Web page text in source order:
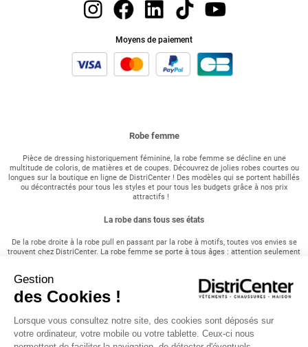
Gestion
des Cookies !
Lorsque vous consultez notre site, des cookies sont déposés sur
votre ordinateur, votre mobile ou votre tablette. Ceux-ci nous
Robe femme
Pièce de dressing historiquement féminine, la robe femme se décline en une
multitude de coloris, de matières et de coupes. Découvrez de jolies robes courtes ou
longues sur la boutique en ligne de DistriCenter ! Des modèles qui se portent habillés
ou décontractés pour tous les styles et pour tous les budgets grâce à nos prix
attractifs !
La robe dans tous ses états
De la robe droite à la robe pull en passant par la robe à motifs, toutes vos envies se
trouvent chez DistriCenter. La robe femme se porte à tous âges : attention seulement
robe bustier associée à des escarpins ou des sandales à talons hauts sans vous
ruiner. En périodes de fêtes ou de cérémonie comme les baptêmes, les communions
et les mariages, notre collection s'adapte pour vous satisfaire et vous vêtir en ces
tendances, vous en trouverez quelques modèles dans cette catégorie. Vous pourrez la
porter avec des baskets, des bottines ou des chaussures à lacets et par conséquent
multiplier les looks avec seulement une seule tenue. En été, la saison de la robe
Moyens de paiement